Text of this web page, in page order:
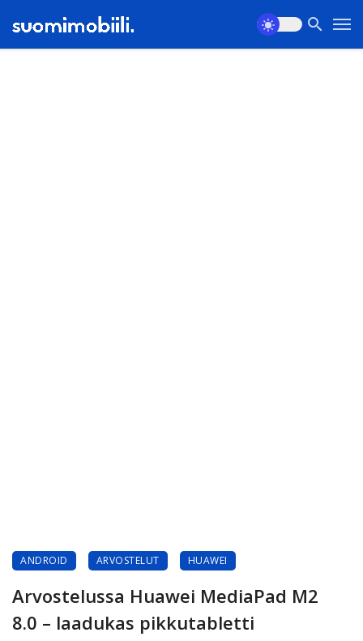
ANDROID ARVOSTELUT HUAWEI
Arvostelussa Huawei MediaPad M2
8.0 – laadukas pikkutabletti